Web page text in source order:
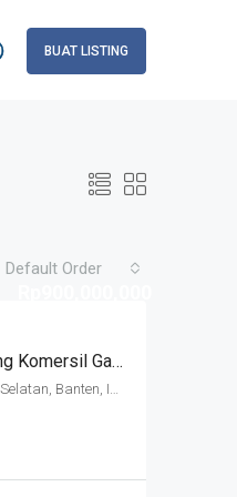
BUAT LISTING
Default Order
Disewakan Kavling Komersil Gading Serpong
Serpong, Tangerang Selatan, Banten, Indonesia